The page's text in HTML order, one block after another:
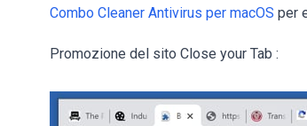
Combo Cleaner Antivirus per macOS per
Promozione del sito Close your Tab :